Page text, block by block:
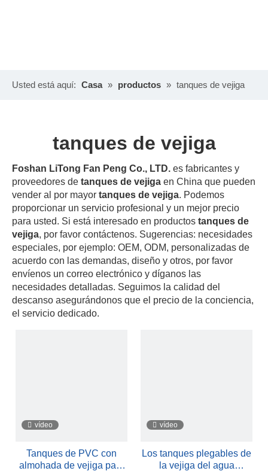
Usted está aquí: Casa » productos » tanques de vejiga
tanques de vejiga
Foshan LiTong Fan Peng Co., LTD. es fabricantes y
proveedores de tanques de vejiga en China que pueden
vender al por mayor tanques de vejiga. Podemos
proporcionar un servicio profesional y un mejor precio
para usted. Si está interesado en productos tanques de
vejiga, por favor contáctenos. Sugerencias: necesidades
especiales, por ejemplo: OEM, ODM, personalizadas de
acuerdo con las demandas, diseño y otros, por favor
envíenos un correo electrónico y díganos las
necesidades detalladas. Seguimos la calidad del
descanso asegurándonos que el precio de la conciencia,
el servicio dedicado.
vídeo
Tanques de PVC con
almohada de vejiga para
vídeo
Los tanques plegables de
la vejiga del agua